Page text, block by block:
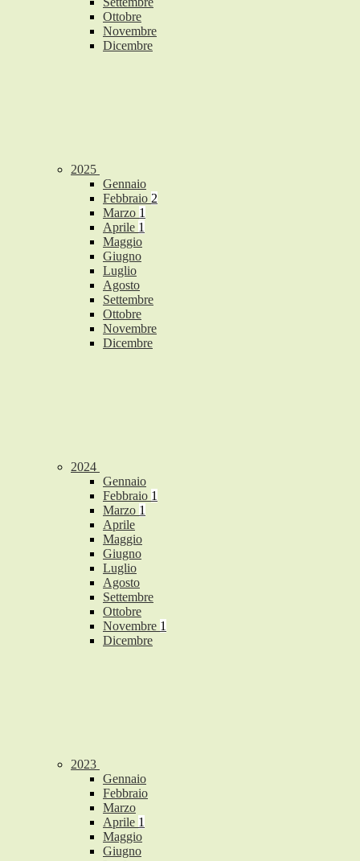
Ottobre
Novembre
Dicembre
2025
Gennaio
Febbraio 2
Marzo 1
Aprile 1
Maggio
Giugno
Luglio
Agosto
Settembre
Ottobre
Novembre
Dicembre
2024
Gennaio
Febbraio 1
Marzo 1
Aprile
Maggio
Giugno
Luglio
Agosto
Settembre
Ottobre
Novembre 1
Dicembre
2023
Gennaio
Febbraio
Marzo
Aprile 1
Maggio
Giugno